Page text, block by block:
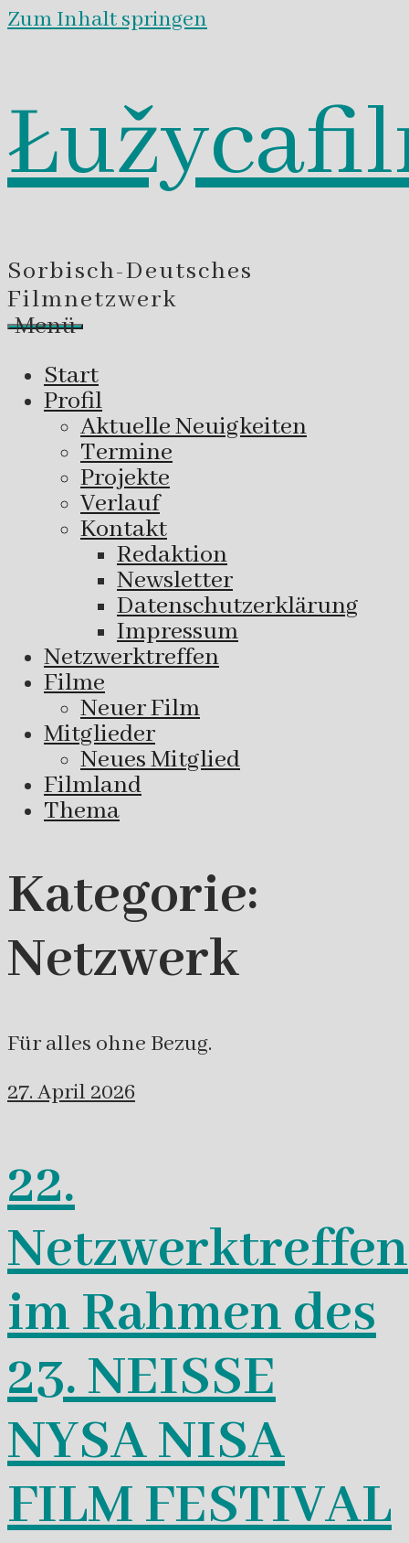
Zum Inhalt springen
Sorbisch-Deutsches
Filmnetzwerk
Menü
Start
Profil
Aktuelle Neuigkeiten
Termine
Projekte
Verlauf
Kontakt
Redaktion
Newsletter
Datenschutzerklärung
Impressum
Netzwerktreffen
Filme
Neuer Film
Mitglieder
Neues Mitglied
Filmland
Thema
Kategorie:
Netzwerk
Für alles ohne Bezug.
27. April 2026
22.
Netzwerktreffen
im Rahmen des
23. NEISSE
NYSA NISA
FILM FESTIVAL